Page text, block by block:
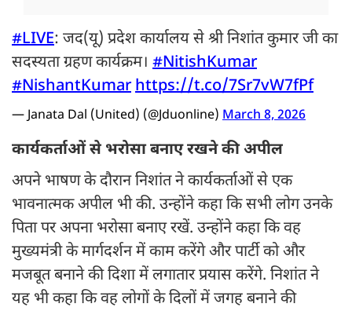
#LIVE: जद(यू) प्रदेश कार्यालय से श्री निशांत कुमार जी का
सदस्यता ग्रहण कार्यक्रम। #NitishKumar
#NishantKumarhttps://t.co/7Sr7vW7fPf
— Janata Dal (United) (@Jduonline) March 8, 2026
कार्यकर्ताओं से भरोसा बनाए रखने की अपील
अपने भाषण के दौरान निशांत ने कार्यकर्ताओं से एक
भावनात्मक अपील भी की. उन्होंने कहा कि सभी लोग उनके
पिता पर अपना भरोसा बनाए रखें. उन्होंने कहा कि वह
मुख्यमंत्री के मार्गदर्शन में काम करेंगे और पार्टी को और
मजबूत बनाने की दिशा में लगातार प्रयास करेंगे. निशांत ने
यह भी कहा कि वह लोगों के दिलों में जगह बनाने की